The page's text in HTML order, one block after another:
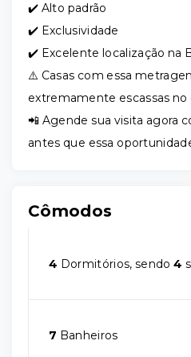
✔️ Alto padrão
✔️ Exclusividade
✔️ Excelente localização na
⚠️ Casas com essa
extremamente escassas
📲 Agende sua visita agora
antes que essa
Cômodos
4 Dormitórios, sendo4
7 Banheiros